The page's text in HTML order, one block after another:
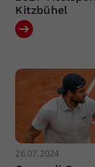
Kitzbühel
26.07.2024